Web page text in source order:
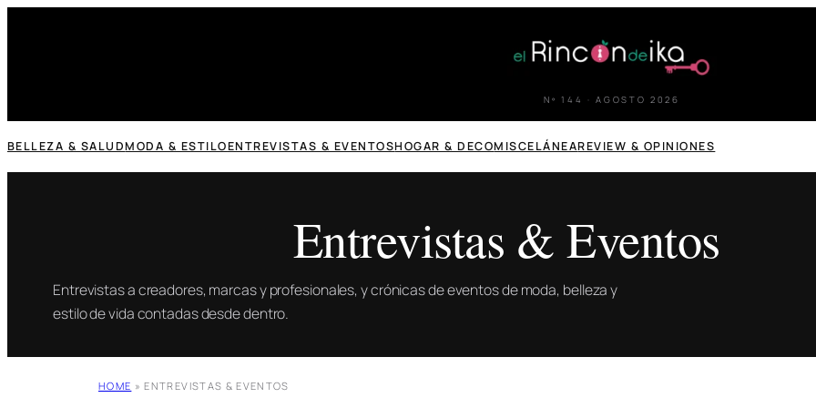
Nº 144 · AGOSTO 2026
BELLEZA & SALUDMODA & ESTILOENTREVISTAS & EVENTOSHOGAR & DECOMISCELÁNEAREVIEW & OPINIONES
Entrevistas & Eventos
Entrevistas a creadores, marcas y profesionales, y crónicas de eventos de moda, belleza y
estilo de vida contadas desde dentro.
HOME » ENTREVISTAS & EVENTOS